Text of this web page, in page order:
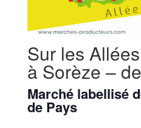
Sur les
à Sorèze –
Marché labellisé
de Pays